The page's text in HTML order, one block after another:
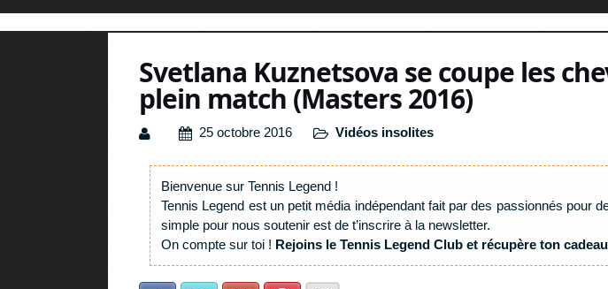
Svetlana Kuznetsova se coupe les
plein match (Masters 2016)
25 octobre 2016 Vidéos insolites
Bienvenue sur Tennis Legend !
Tennis Legend est un petit média indépendant fait par des passionnés pour
simple pour nous soutenir est de t’inscrire à la newsletter.
On compte sur toi ! Rejoins le Tennis Legend Club et récupère ton